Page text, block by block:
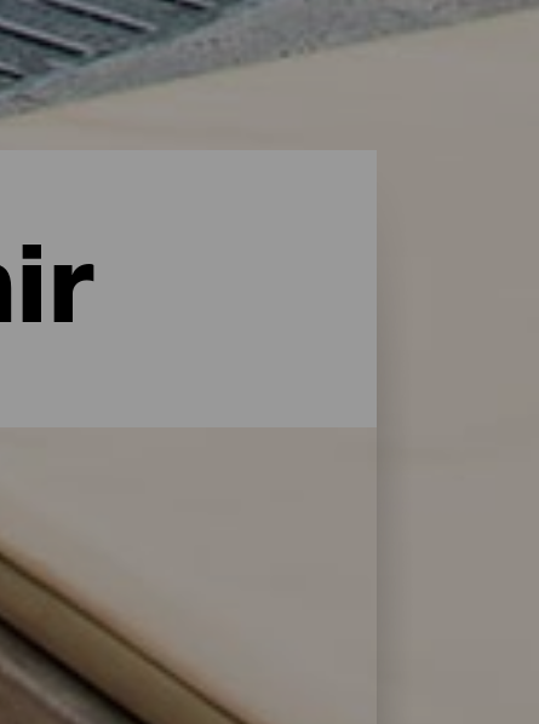
y con todo tipo de servicios y
tipo de viajeros. Encuentra la opción
de los mejores establecimientos